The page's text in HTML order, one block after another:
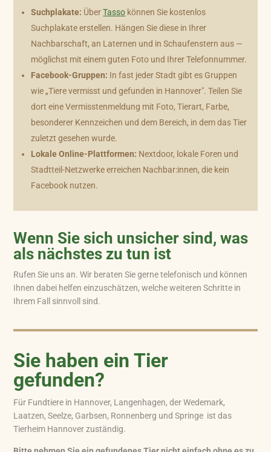
Suchplakate: Über Tasso können Sie kostenlos
Suchplakate erstellen. Hängen Sie diese in Ihrer
Nachbarschaft, an Laternen und in Schaufenstern aus —
möglichst mit einem guten Foto und Ihrer Telefonnummer.
Facebook-Gruppen: In fast jeder Stadt gibt es Gruppen
wie „Tiere vermisst und gefunden in Hannover". Teilen Sie
dort eine Vermisstenmeldung mit Foto, Tierart, Farbe,
besonderer Kennzeichen und dem Bereich, in dem das Tier
zuletzt gesehen wurde.
Lokale Online-Plattformen: Nextdoor, lokale Foren und
Stadtteil-Netzwerke erreichen Nachbar:innen, die kein
Facebook nutzen.
Wenn Sie sich unsicher sind, was
als nächstes zu tun ist
Rufen Sie uns an. Wir beraten Sie gerne telefonisch und können
Ihnen dabei helfen einzuschätzen, welche weiteren Schritte in
Ihrem Fall sinnvoll sind.
Sie haben ein Tier
gefunden?
Für Fundtiere in Hannover, Langenhagen, der Wedemark,
Laatzen, Seelze, Garbsen, Ronnenberg und Springe ist das
Tierheim Hannover zuständig.